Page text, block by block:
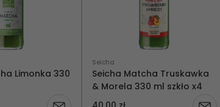
Limonka 330
Seicha
Seicha Matcha Truskawka
& Morela 330 ml szkło x4